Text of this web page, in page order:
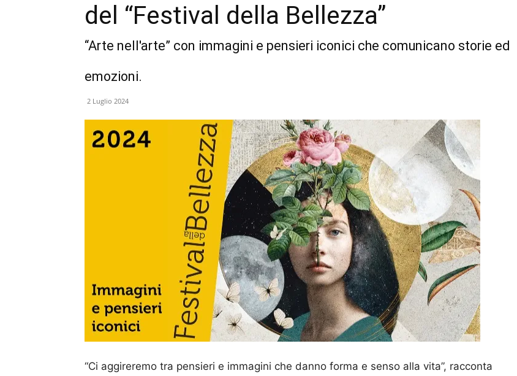
del “Festival della Bellezza”
“Arte nell'arte” con immagini e pensieri iconici che comunicano storie ed
emozioni.
2 Luglio 2024
“Ci aggireremo tra pensieri e immagini che danno forma e senso alla vita”, racconta